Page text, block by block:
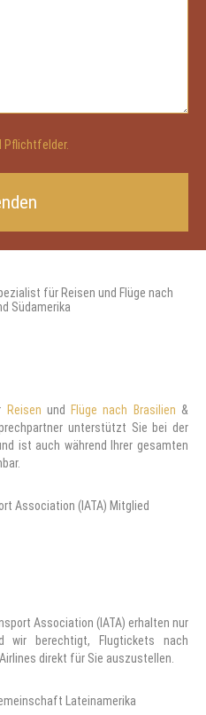
Pflichtfelder.
Reisen undFlüge nach Brasilien &
unterstützt Sie bei der
ist auch während Ihrer gesamten
Association (IATA) erhalten nur
wir berechtigt, Flugtickets nach
direkt für Sie auszustellen.